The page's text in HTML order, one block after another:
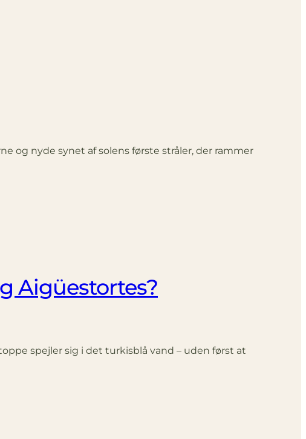
og nyde synet af solens første stråler, der rammer
Aigüestortes?
spejler sig i det turkisblå vand – uden først at